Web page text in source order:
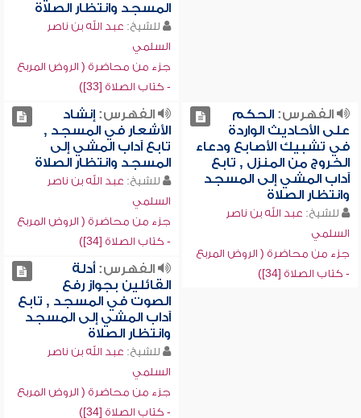
المسجد وانتظار الصلاة
للشيخ: عبد الله بن ناصر
السلمي
جزء من محاضرة ( الروض المربع
- كتاب الصلاة [33])
الفهرس:الحكم
على الأحاديث الواردة
في تشبيك الأصابع ودعاء
الخروج من المنزل , تابع
آداب المشي إلى المسجد
وانتظار الصلاة
للشيخ: عبد الله بن ناصر
السلمي
جزء من محاضرة ( الروض المربع
- كتاب الصلاة [34])
الفهرس:إنشاد
الأشعار في المسجد ,
تابع آداب المشي إلى
المسجد وانتظار الصلاة
للشيخ: عبد الله بن ناصر
السلمي
جزء من محاضرة ( الروض المربع
- كتاب الصلاة [34])
الفهرس:أدلة
القائلين بجواز رفع
الصوت في المسجد , تابع
آداب المشي إلى المسجد
وانتظار الصلاة
للشيخ: عبد الله بن ناصر
السلمي
جزء من محاضرة ( الروض المربع
- كتاب الصلاة [34])